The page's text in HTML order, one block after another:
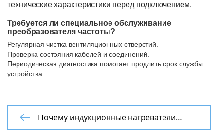
технические характеристики перед подключением.
Требуется ли специальное обслуживание
преобразователя частоты?
Регулярная чистка вентиляционных отверстий.
Проверка состояния кабелей и соединений.
Периодическая диагностика помогает продлить срок службы
устройства.

Почему индукционные нагреватели
катушки эффективнее традиционных